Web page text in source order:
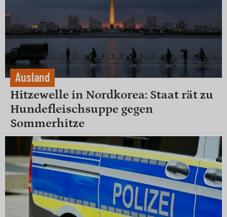
Ausland
Hitzewelle in Nordkorea: Staat rät zu
Hundefleischsuppe gegen
Sommerhitze